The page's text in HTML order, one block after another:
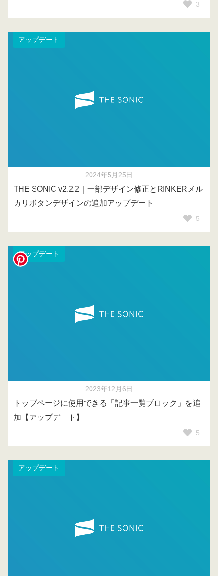
3
アップデート
2024年5月25日
THE SONIC v2.2.2｜一部デザイン修正とRINKERメル
カリボタンデザインの追加アップデート
5
アップデート
2023年12月6日
トップページに使用できる「記事一覧ブロック」を追
加【アップデート】
5
アップデート